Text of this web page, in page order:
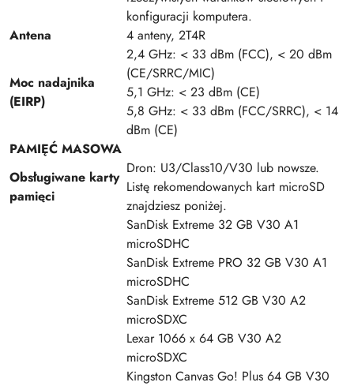
konfiguracji komputera.
Antena
4 anteny, 2T4R
Moc nadajnika
(EIRP)
2,4 GHz: < 33 dBm (FCC), < 20 dBm
(CE/SRRC/MIC)
5,1 GHz: < 23 dBm (CE)
5,8 GHz: < 33 dBm (FCC/SRRC), < 14
dBm (CE)
PAMIĘĆ MASOWA
Obsługiwane karty
pamięci
Dron: U3/Class10/V30 lub nowsze.
Listę rekomendowanych kart microSD
znajdziesz poniżej.
SanDisk Extreme 32 GB V30 A1
microSDHC
SanDisk Extreme PRO 32 GB V30 A1
microSDHC
SanDisk Extreme 512 GB V30 A2
microSDXC
Lexar 1066 x 64 GB V30 A2
microSDXC
Kingston Canvas Go! Plus 64 GB V30